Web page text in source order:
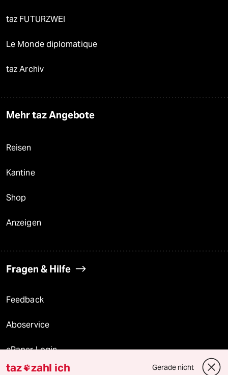
taz FUTURZWEI
Le Monde diplomatique
taz Archiv
Mehr taz Angebote
Reisen
Kantine
Shop
Anzeigen
Fragen & Hilfe
Feedback
Aboservice
ePaper Login
taz zahl ich Gerade nicht